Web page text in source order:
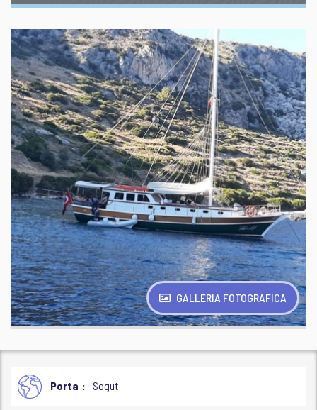
GALLERIA FOTOGRAFICA
Porta Sogut